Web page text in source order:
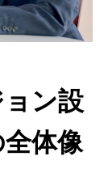
ン設
体像